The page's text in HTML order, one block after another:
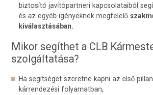
biztosító javítópartneri kapcsolataiból
és az egyéb igényeknek megfelelő
kiválasztásában.
Mikor segíthet a CLB
szolgáltatása?
Ha segítséget szeretne kapni az első
kárrendezési folyamatban,